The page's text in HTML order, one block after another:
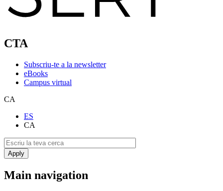
CTA
Subscriu-te a la newsletter
eBooks
Campus virtual
CA
ES
CA
Main navigation